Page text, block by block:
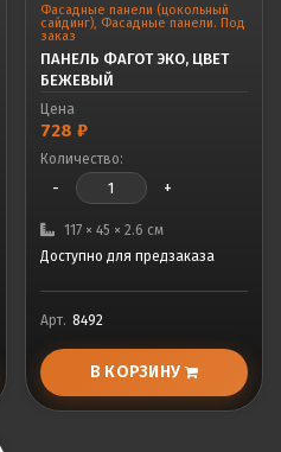
Фасадные панели (цокольный
сайдинг), Фасадные панели. Под
заказ
ПАНЕЛЬ ФАГОТ ЭКО, ЦВЕТ
БЕЖЕВЫЙ
Цена
728 ₽
Количество:
- +
117 × 45 × 2.6 см
Доступно для предзаказа
Арт. 8492
В КОРЗИНУ